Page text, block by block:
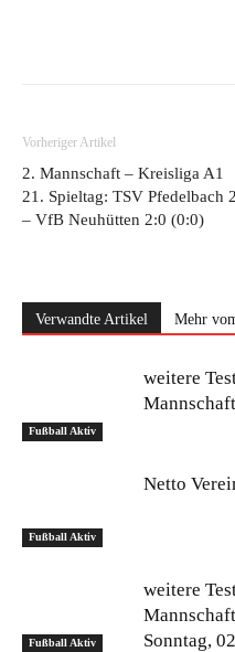
Vorheriger Artikel
2. Mannschaft – Kreisliga A1
21. Spieltag: TSV Pfedelbach 2
– VfB Neuhütten 2:0 (0:0)
Verwandte Artikel Mehr
Fußball Aktiv
weitere
Fußball Aktiv
Netto
Fußball Aktiv
weitere
Sonntag,